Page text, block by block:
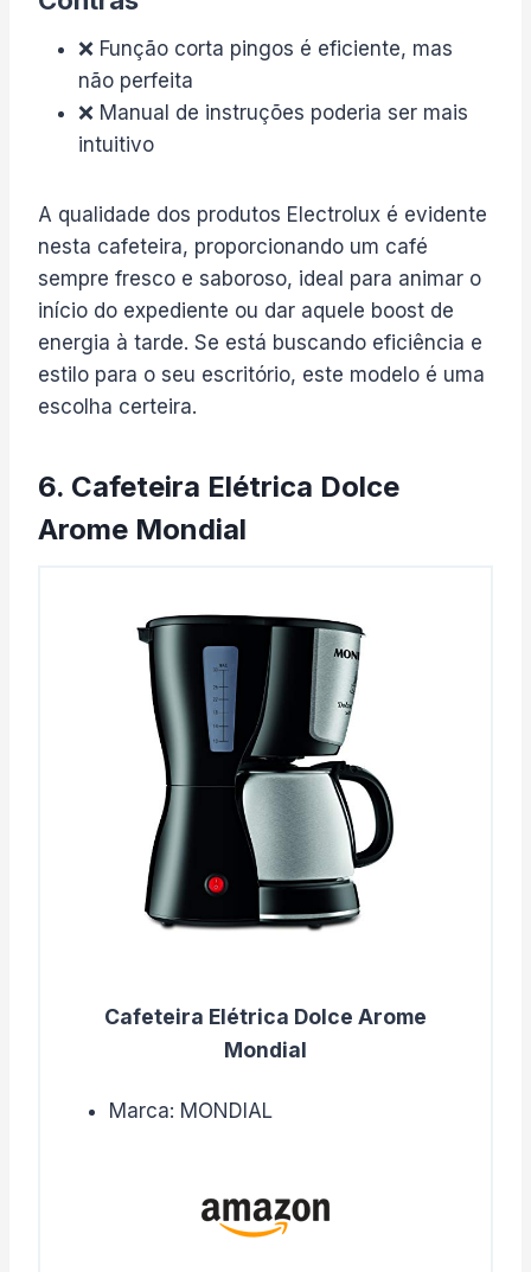
❌ Função corta pingos é eficiente, mas
não perfeita
❌ Manual de instruções poderia ser mais
intuitivo
A qualidade dos produtos Electrolux é evidente
nesta cafeteira, proporcionando um café
sempre fresco e saboroso, ideal para animar o
início do expediente ou dar aquele boost de
energia à tarde. Se está buscando eficiência e
estilo para o seu escritório, este modelo é uma
escolha certeira.
6. Cafeteira Elétrica Dolce
Arome Mondial
Cafeteira Elétrica Dolce Arome
Mondial
Marca: MONDIAL